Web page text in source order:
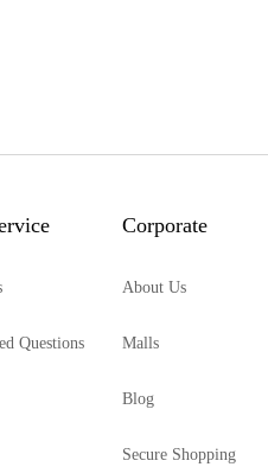
Questions
Corporate
About Us
Malls
Blog
Secure Shopping